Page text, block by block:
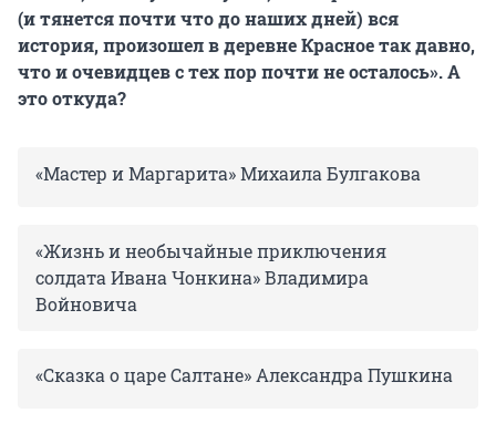
(и тянется почти что до наших дней) вся
история, произошел в деревне Красное так давно,
что и очевидцев с тех пор почти не осталось». А
это откуда?
«Мастер и Маргарита» Михаила Булгакова
«Жизнь и необычайные приключения
солдата Ивана Чонкина» Владимира
Войновича
«Сказка о царе Салтане» Александра Пушкина